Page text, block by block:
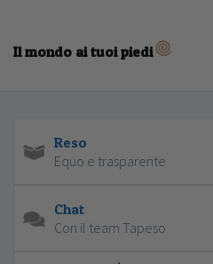
Il mondo ai tuoi piedi
Reso
Equo e trasparente
Chat
Con il team Tapeso